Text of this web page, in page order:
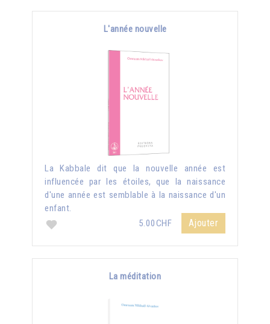
L'année nouvelle
La Kabbale dit que la nouvelle année est
influencée par les étoiles, que la naissance
d'une année est semblable à la naissance d'un
enfant.
5.00CHF
Ajouter
La méditation